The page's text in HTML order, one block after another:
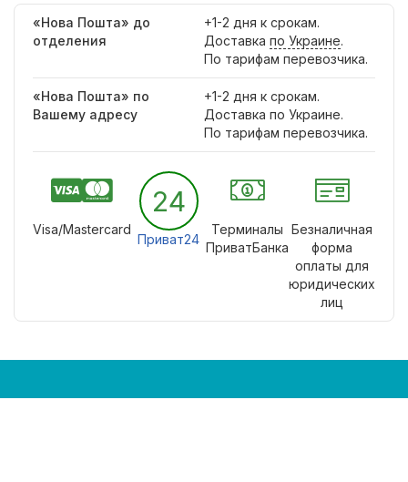
«Нова Пошта» до
отделения
+1-2 дня к срокам.
Доставка по Украине.
По тарифам перевозчика.
«Нова Пошта» по
Вашему адресу
+1-2 дня к срокам.
Доставка по Украине.
По тарифам перевозчика.
Visa/Mastercard
24
Приват24
Терминалы
ПриватБанка
Безналичная
форма
оплаты для
юридических
лиц